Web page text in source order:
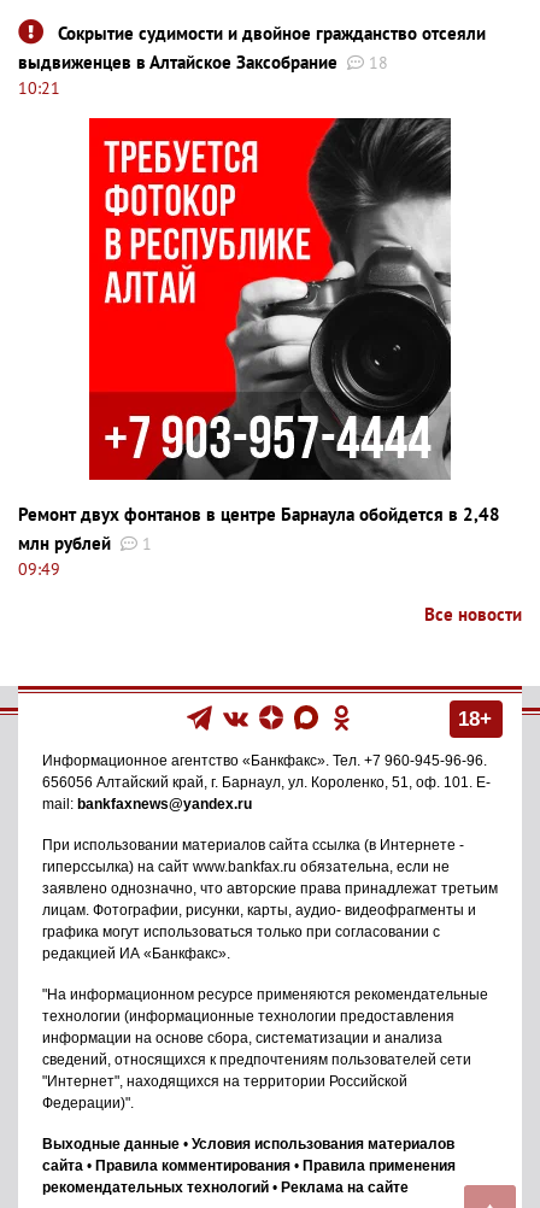
Сокрытие судимости и двойное гражданство отсеяли
выдвиженцев в Алтайское Заксобрание
18
10:21
Ремонт двух фонтанов в центре Барнаула обойдется в 2,48
млн рублей
1
09:49
Все новости
18+
Информационное агентство «Банкфакс» . Тел. +7 960-945-96-96
656056 Алтайский край, г. Барнаул ул. Короленко, 51, оф. 101
. E-
mail: bankfaxnews@yandex.ru
При использовании материалов сайта ссылка (в Интернете -
гиперссылка) на сайт www.bankfax.ru обязательна, если не
заявлено однозначно, что авторские права принадлежат третьим
лицам. Фотографии, рисунки, карты, аудио- видеофрагменты и
графика могут использоваться только при согласовании с
редакцией ИА «Банкфакс».
"На информационном ресурсе применяются рекомендательные
технологии (информационные технологии предоставления
информации на основе сбора, систематизации и анализа
сведений, относящихся к предпочтениям пользователей сети
"Интернет", находящихся на территории Российской
Федерации)".
Выходные данные • Условия использования материалов
сайта • Правила комментирования • Правила применения
рекомендательных технологий • Реклама на сайте